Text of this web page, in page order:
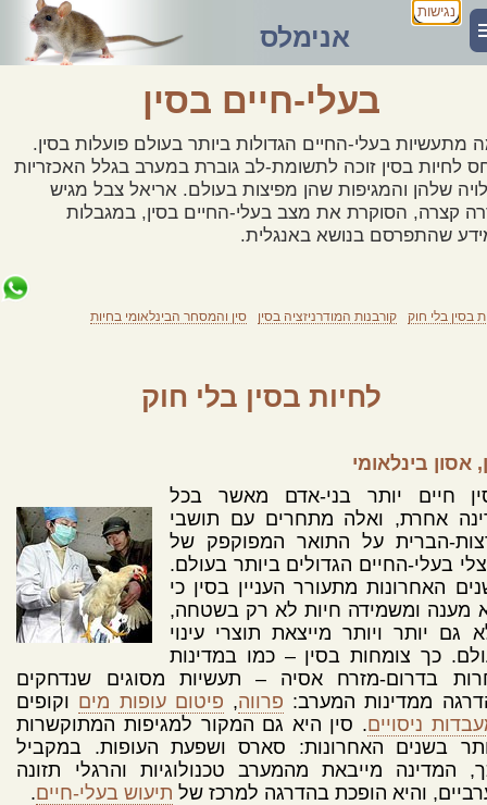
נגישות
אנימלס
בעלי-חיים בסין
מתעשיות בעלי-החיים הגדולות ביותר בעולם פועלות בסין.
לחיות בסין זוכה לתשומת-לב גוברת במערב בגלל האכזריות
שלהן והמגיפות שהן מפיצות בעולם. אריאל צבל מגיש
קצרה, הסוקרת את מצב בעלי-החיים בסין, במגבלות
שהתפרסם בנושא באנגלית.
בסין בלי חוק קורבנות המודרניזציה בסין סין והמסחר הבינלאומי בחיות
לחיות בסין בלי חוק
אסון בינלאומי
חיים יותר בני-אדם מאשר בכל
אחרת, ואלה מתחרים עם תושבי
הברית על התואר המפוקפק של
בעלי-החיים הגדולים ביותר בעולם.
האחרונות מתעורר העניין בסין כי
מענה ומשמידה חיות לא רק בשטחה,
גם יותר ויותר מייצאת תוצרי עינוי
כך צומחות בסין – כמו במדינות
בדרום-מזרח אסיה – תעשיות מסוגים שנדחקים
ממדינות המערב: פרווה, פיטום עופות מים וקופים
ניסויים. סין היא גם המקור למגיפות המתוקשרות
בשנים האחרונות: סארס ושפעת העופות. במקביל
המדינה מייבאת מהמערב טכנולוגיות והרגלי תזונה
והיא הופכת בהדרגה למרכז של תיעוש בעלי-חיים.